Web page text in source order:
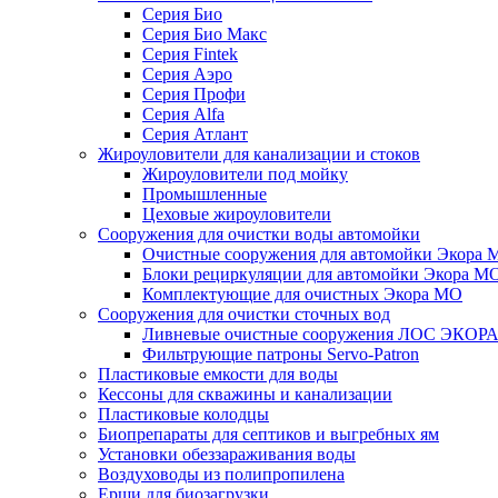
Серия Био
Серия Био Макс
Серия Fintek
Серия Аэро
Серия Профи
Серия Alfa
Серия Атлант
Жироуловители для канализации и стоков
Жироуловители под мойку
Промышленные
Цеховые жироуловители
Сооружения для очистки воды автомойки
Очистные сооружения для автомойки Экора
Блоки рециркуляции для автомойки Экора
Комплектующие для очистных Экора МО
Сооружения для очистки сточных вод
Ливневые очистные сооружения ЛОС ЭКОРА
Фильтрующие патроны Servo-Patron
Пластиковые емкости для воды
Кессоны для скважины и канализации
Пластиковые колодцы
Биопрепараты для септиков и выгребных ям
Установки обеззараживания воды
Воздуховоды из полипропилена
Ерши для биозагрузки